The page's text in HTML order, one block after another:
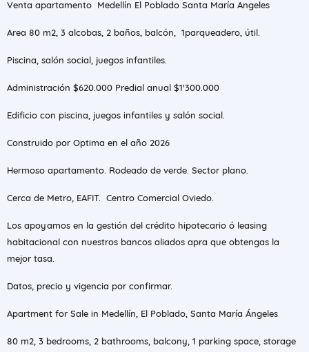
Venta apartamento Medellín El Poblado Santa María Angeles
Area 80 m2, 3 alcobas, 2 baños, balcón, 1parqueadero, útil.
Piscina, salón social, juegos infantiles.
Administración $620.000 Predial anual $1'300.000
Edificio con piscina, juegos infantiles y salón social.
Construido por Optima en el año 2026
Hermoso apartamento. Rodeado de verde. Sector plano.
Cerca de Metro, EAFIT. Centro Comercial Oviedo.
Los apoyamos en la gestión del crédito hipotecario ó leasing
habitacional con nuestros bancos aliados apra que obtengas la
mejor tasa.
Datos, precio y vigencia por confirmar.
Apartment for Sale in Medellín, El Poblado, Santa María Ángeles
80 m2, 3 bedrooms, 2 bathrooms, balcony, 1 parking space, storage